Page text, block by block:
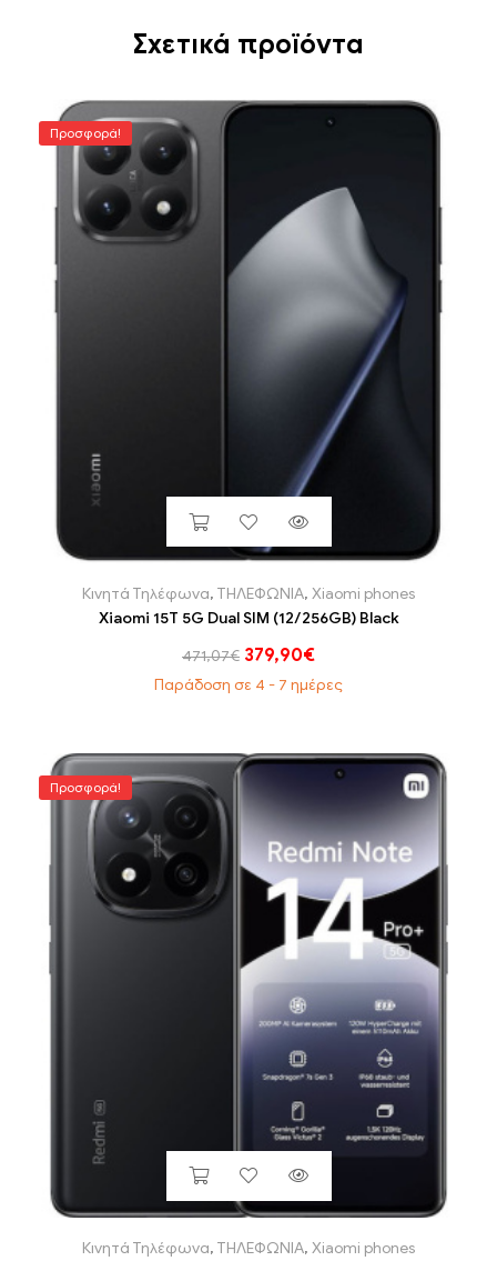
Σχετικά προϊόντα
Προσφορά!
Κινητά Τηλέφωνα, ΤΗΛΕΦΩΝΙΑ, Xiaomi phones
Xiaomi 15T 5G Dual SIM (12/256GB) Black
471,07€ 379,90€
Παράδοση σε 4 - 7 ημέρες
Προσφορά!
Κινητά Τηλέφωνα, ΤΗΛΕΦΩΝΙΑ, Xiaomi phones